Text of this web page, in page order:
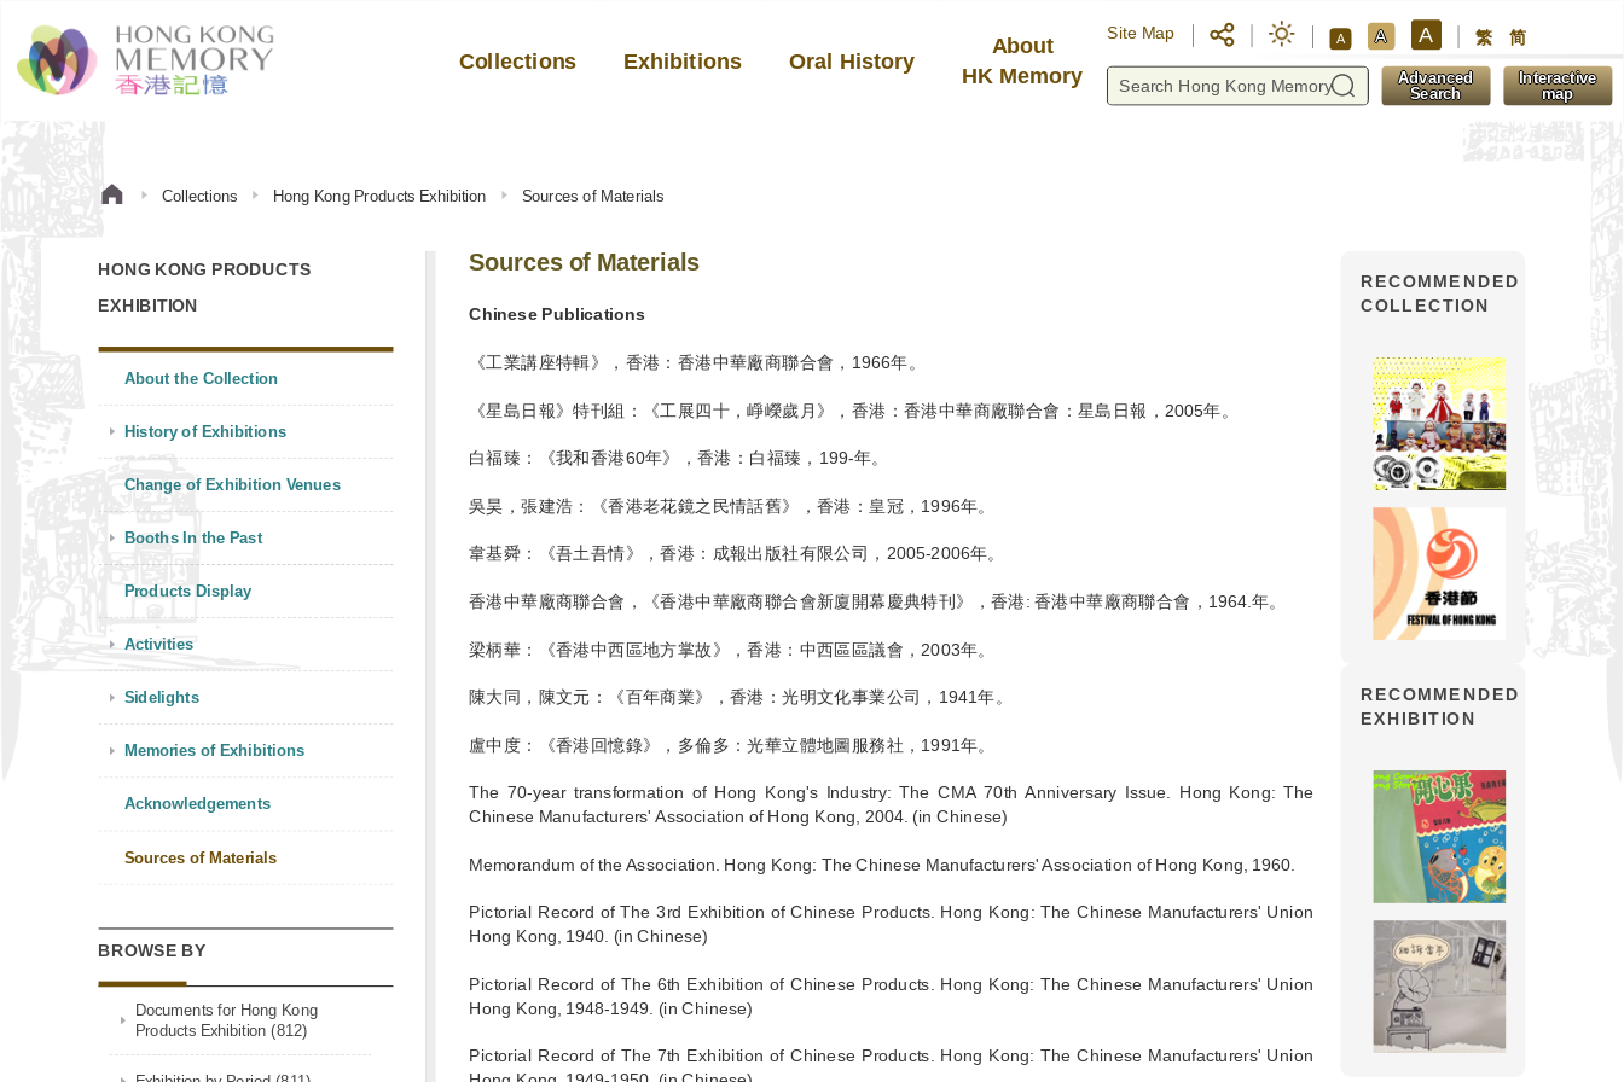
Collections Exhibitions Oral History
About
HK Memory
Site Map A A A 繁 简
Advanced
Search
Interactive
map
Collections Hong Kong Products Exhibition Sources of Materials
HONG KONG PRODUCTS
EXHIBITION
About the Collection
History of Exhibitions
Change of Exhibition Venues
Booths In the Past
Products Display
Activities
Sidelights
Memories of Exhibitions
Acknowledgements
Sources of Materials
BROWSE BY
Documents for Hong Kong
Products Exhibition (812)
Sources of Materials
Chinese Publications
《工業講座特輯》，香港：香港中華廠商聯合會，1966年。
《星島日報》特刊組：《工展四十，崢嶸歲月》，香港：香港中華商廠聯合會：星島日報，2005年。
白福臻：《我和香港60年》，香港：白福臻，199-年。
吳昊，張建浩：《香港老花鏡之民情話舊》，香港：皇冠，1996年。
韋基舜：《吾土吾情》，香港：成報出版社有限公司，2005-2006年。
香港中華廠商聯合會，《香港中華廠商聯合會新廈開幕慶典特刊》，香港: 香港中華廠商聯合會，1964.年。
梁柄華：《香港中西區地方掌故》，香港：中西區區議會，2003年。
陳大同，陳文元：《百年商業》，香港：光明文化事業公司，1941年。
盧中度：《香港回憶錄》，多倫多：光華立體地圖服務社，1991年。
The 70-year transformation of Hong Kong's Industry: The CMA 70th Anniversary Issue. Hong Kong: The
Chinese Manufacturers' Association of Hong Kong, 2004. (in Chinese)
Memorandum of the Association. Hong Kong: The Chinese Manufacturers' Association of Hong Kong, 1960.
Pictorial Record of The 3rd Exhibition of Chinese Products. Hong Kong: The Chinese Manufacturers' Union
Hong Kong, 1940. (in Chinese)
Pictorial Record of The 6th Exhibition of Chinese Products. Hong Kong: The Chinese Manufacturers' Union
Hong Kong, 1948-1949. (in Chinese)
Pictorial Record of The 7th Exhibition of Chinese Products. Hong Kong: The Chinese Manufacturers' Union
RECOMMENDED
COLLECTION
RECOMMENDED
EXHIBITION